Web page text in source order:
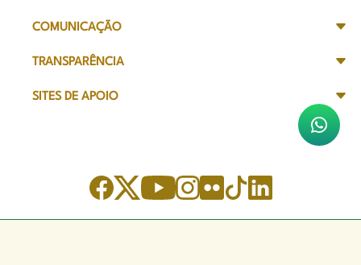
COMUNICAÇÃO
TRANSPARÊNCIA
SITES DE APOIO